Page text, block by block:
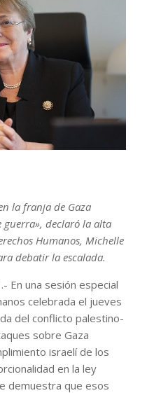
la franja de Gaza
declaró la alta
Humanos, Michelle
debatir la escalada.
En una sesión especial
celebrada el jueves
del conflicto palestino-
sobre Gaza
israelí de los
en la ley
demuestra que esos